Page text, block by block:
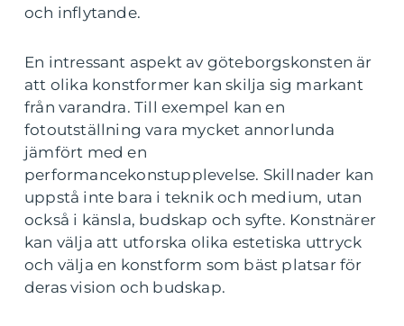
och inflytande.
En intressant aspekt av göteborgskonsten är
att olika konstformer kan skilja sig markant
från varandra. Till exempel kan en
fotoutställning vara mycket annorlunda
jämfört med en
performancekonstupplevelse. Skillnader kan
uppstå inte bara i teknik och medium, utan
också i känsla, budskap och syfte. Konstnärer
kan välja att utforska olika estetiska uttryck
och välja en konstform som bäst platsar för
deras vision och budskap.